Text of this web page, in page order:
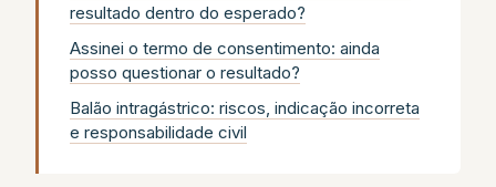
resultado dentro do esperado?
Assinei o termo de consentimento: ainda
posso questionar o resultado?
Balão intragástrico: riscos, indicação incorreta
e responsabilidade civil